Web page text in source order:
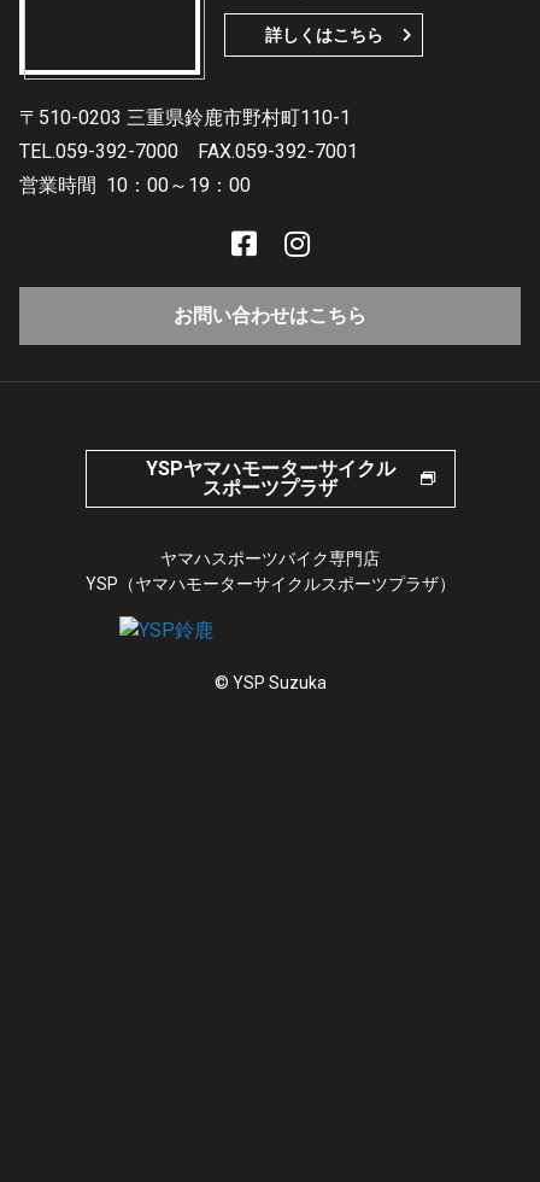
詳しくはこちら
〒510-0203 三重県鈴鹿市野村町110-1
TEL.059-392-7000
FAX.059-392-7001
営業時間 10：00～19：00
お問い合わせはこちら
YSPヤマハモーターサイクル
スポーツプラザ
ヤマハスポーツバイク専門店
YSP（ヤマハモーターサイクルスポーツプラザ）
© YSP Suzuka